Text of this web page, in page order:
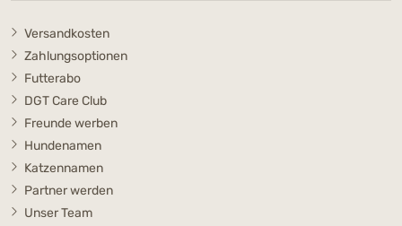
Versandkosten
Zahlungsoptionen
Futterabo
DGT Care Club
Freunde werben
Hundenamen
Katzennamen
Partner werden
Unser Team